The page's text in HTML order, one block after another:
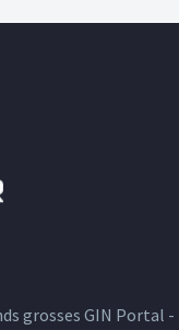
grosses GIN Portal -